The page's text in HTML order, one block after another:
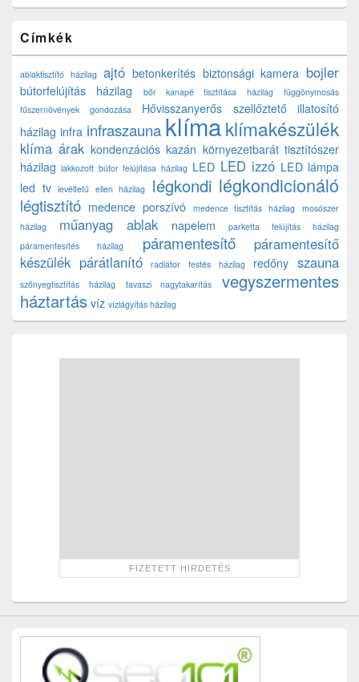
Címkék
ablaktisztító házilag ajtó betonkerítés biztonsági kamera bojler
bútorfelújítás házilag bőr kanapé tisztítása házilag
függönymosás
fűszernövények gondozása
Hővisszanyerős szellőztető
illatosító
házilag infra infraszauna klímaklímakészülék
klíma árak kondenzációs kazán környezetbarát tisztítószer
házilag lakkozott bútor felújítása házilag LED LED izzó LED lámpa
led tv levéltetű ellen házilag légkondi légkondicionáló
légtisztító medence porszívó medence tisztítás házilag
mosószer
házilag
műanyag ablak napelem
parketta felújítás házilag
páramentesítés házilag
páramentesítő
páramentesítő
készülék párátlanító radiátor festés házilag redőny szauna
szőnyegtisztítás házilag tavaszi nagytakarítás
vegyszermentes
háztartás víz vízlágyítás házilag